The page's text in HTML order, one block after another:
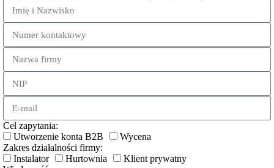
Cel zapytania:
Utworzenie konta B2B
Wycena
Zakres działalności firmy:
Instalator
Hurtownia
Klient prywatny